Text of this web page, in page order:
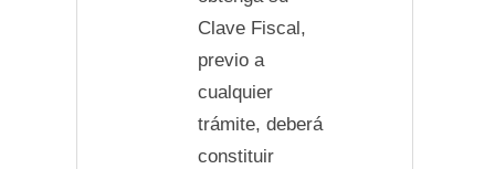
Clave Fiscal,
previo a
cualquier
trámite, deberá
constituir